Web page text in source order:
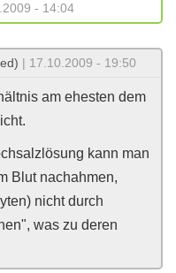
- 14:04
| 17.10.2009 - 19:50
am ehesten dem
kann man
Blut nachahmen,
nicht durch
was zu deren